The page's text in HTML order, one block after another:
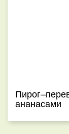
ананасами